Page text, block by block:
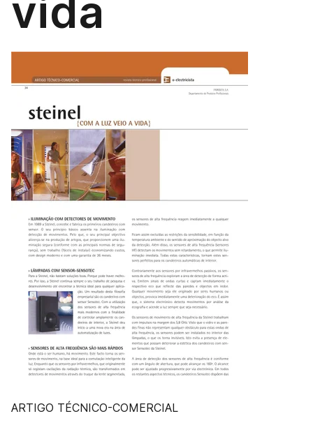
vida
ARTIGO TÉCNICO-COMERCIAL